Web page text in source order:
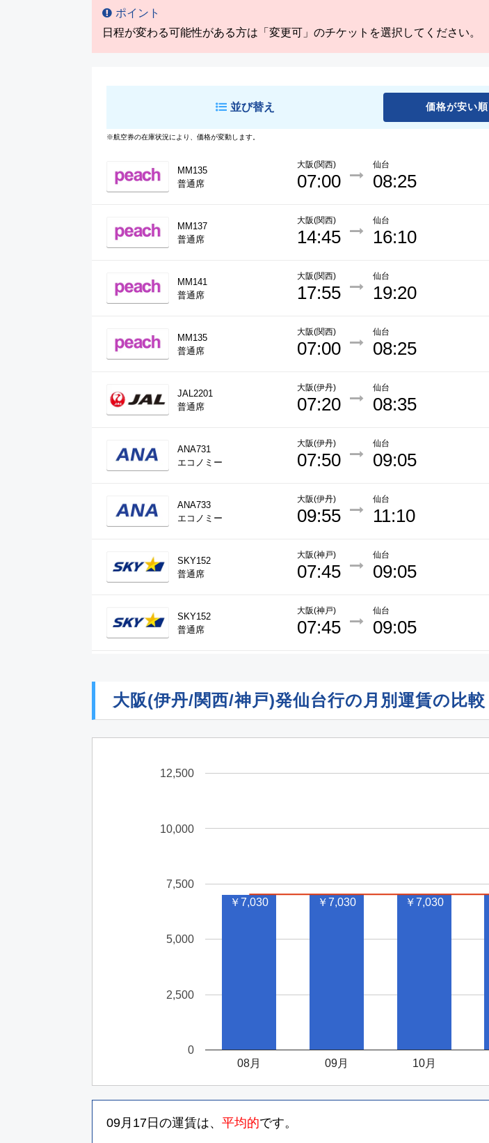
ポイント
日程が変わる可能性がある方は「変更可」のチケットを選択してください。
並び替え 価格が安い順
※航空券の在庫状況により、価格が変動します。
MM135
普通席
大阪(関西)
07:00
仙台
08:25
MM137
普通席
大阪(関西)
14:45
仙台
16:10
MM141
普通席
大阪(関西)
17:55
仙台
19:20
MM135
普通席
大阪(関西)
07:00
仙台
08:25
JAL2201
普通席
大阪(伊丹)
07:20
仙台
08:35
ANA731
エコノミー
大阪(伊丹)
07:50
仙台
09:05
ANA733
エコノミー
大阪(伊丹)
09:55
仙台
11:10
SKY152
普通席
大阪(神戸)
07:45
仙台
09:05
SKY152
普通席
大阪(神戸)
07:45
仙台
09:05
普通席
大阪(関西)
14:45
仙台
16:10
09:30 10:45
大阪(伊丹)
15:40 16:50
JAL2201
普通席
大阪(伊丹/関西/神戸)発仙台行の月別運賃の比較
08月 09月 10月
0
2,500
5,000
7,500
10,000
12,500
￥7,030 ￥7,030 ￥7,030
09月17日 の運賃は、 平均的です。